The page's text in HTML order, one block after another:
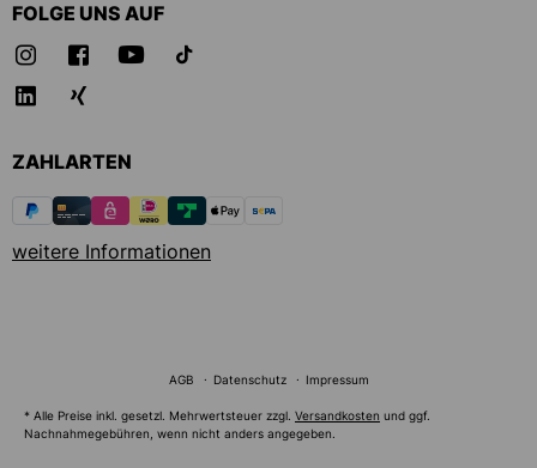
FOLGE UNS AUF
ZAHLARTEN
weitere Informationen
AGB Datenschutz Impressum
* Alle Preise inkl. gesetzl. Mehrwertsteuer zzgl. Versandkosten und ggf.
Nachnahmegebühren, wenn nicht anders angegeben.